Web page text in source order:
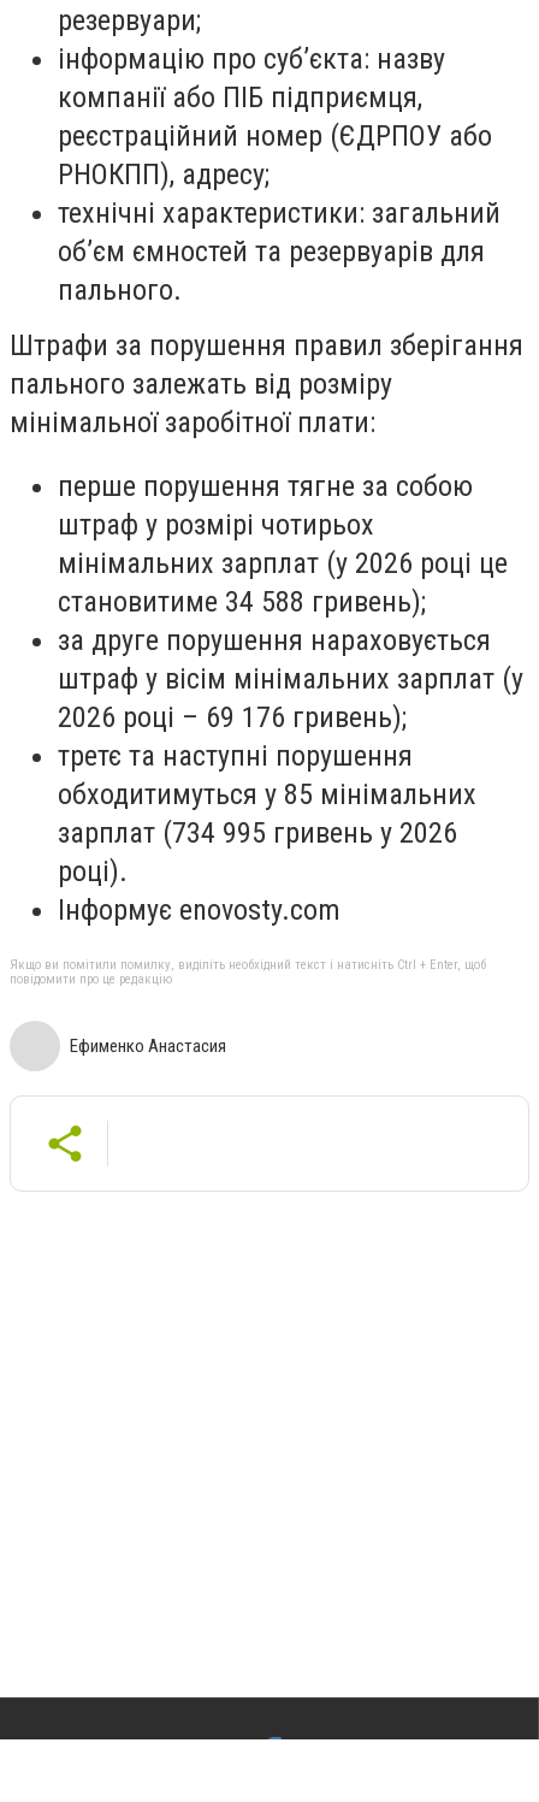
резервуари;
інформацію про суб’єкта: назву
компанії або ПІБ підприємця,
реєстраційний номер (ЄДРПОУ або
РНОКПП), адресу;
технічні характеристики: загальний
об’єм ємностей та резервуарів для
пального.
Штрафи за порушення правил зберігання
пального залежать від розміру
мінімальної заробітної плати:
перше порушення тягне за собою
штраф у розмірі чотирьох
мінімальних зарплат (у 2026 році це
становитиме 34 588 гривень);
за друге порушення нараховується
штраф у вісім мінімальних зарплат (у
2026 році – 69 176 гривень);
третє та наступні порушення
обходитимуться у 85 мінімальних
зарплат (734 995 гривень у 2026
році).
Інформує enovosty.com
Якщо ви помітили помилку, виділіть необхідний текст і натисніть Ctrl + Enter, щоб
повідомити про це редакцію
Ефименко Анастасия